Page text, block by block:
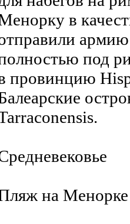
в
под
провинцию
на Менорке